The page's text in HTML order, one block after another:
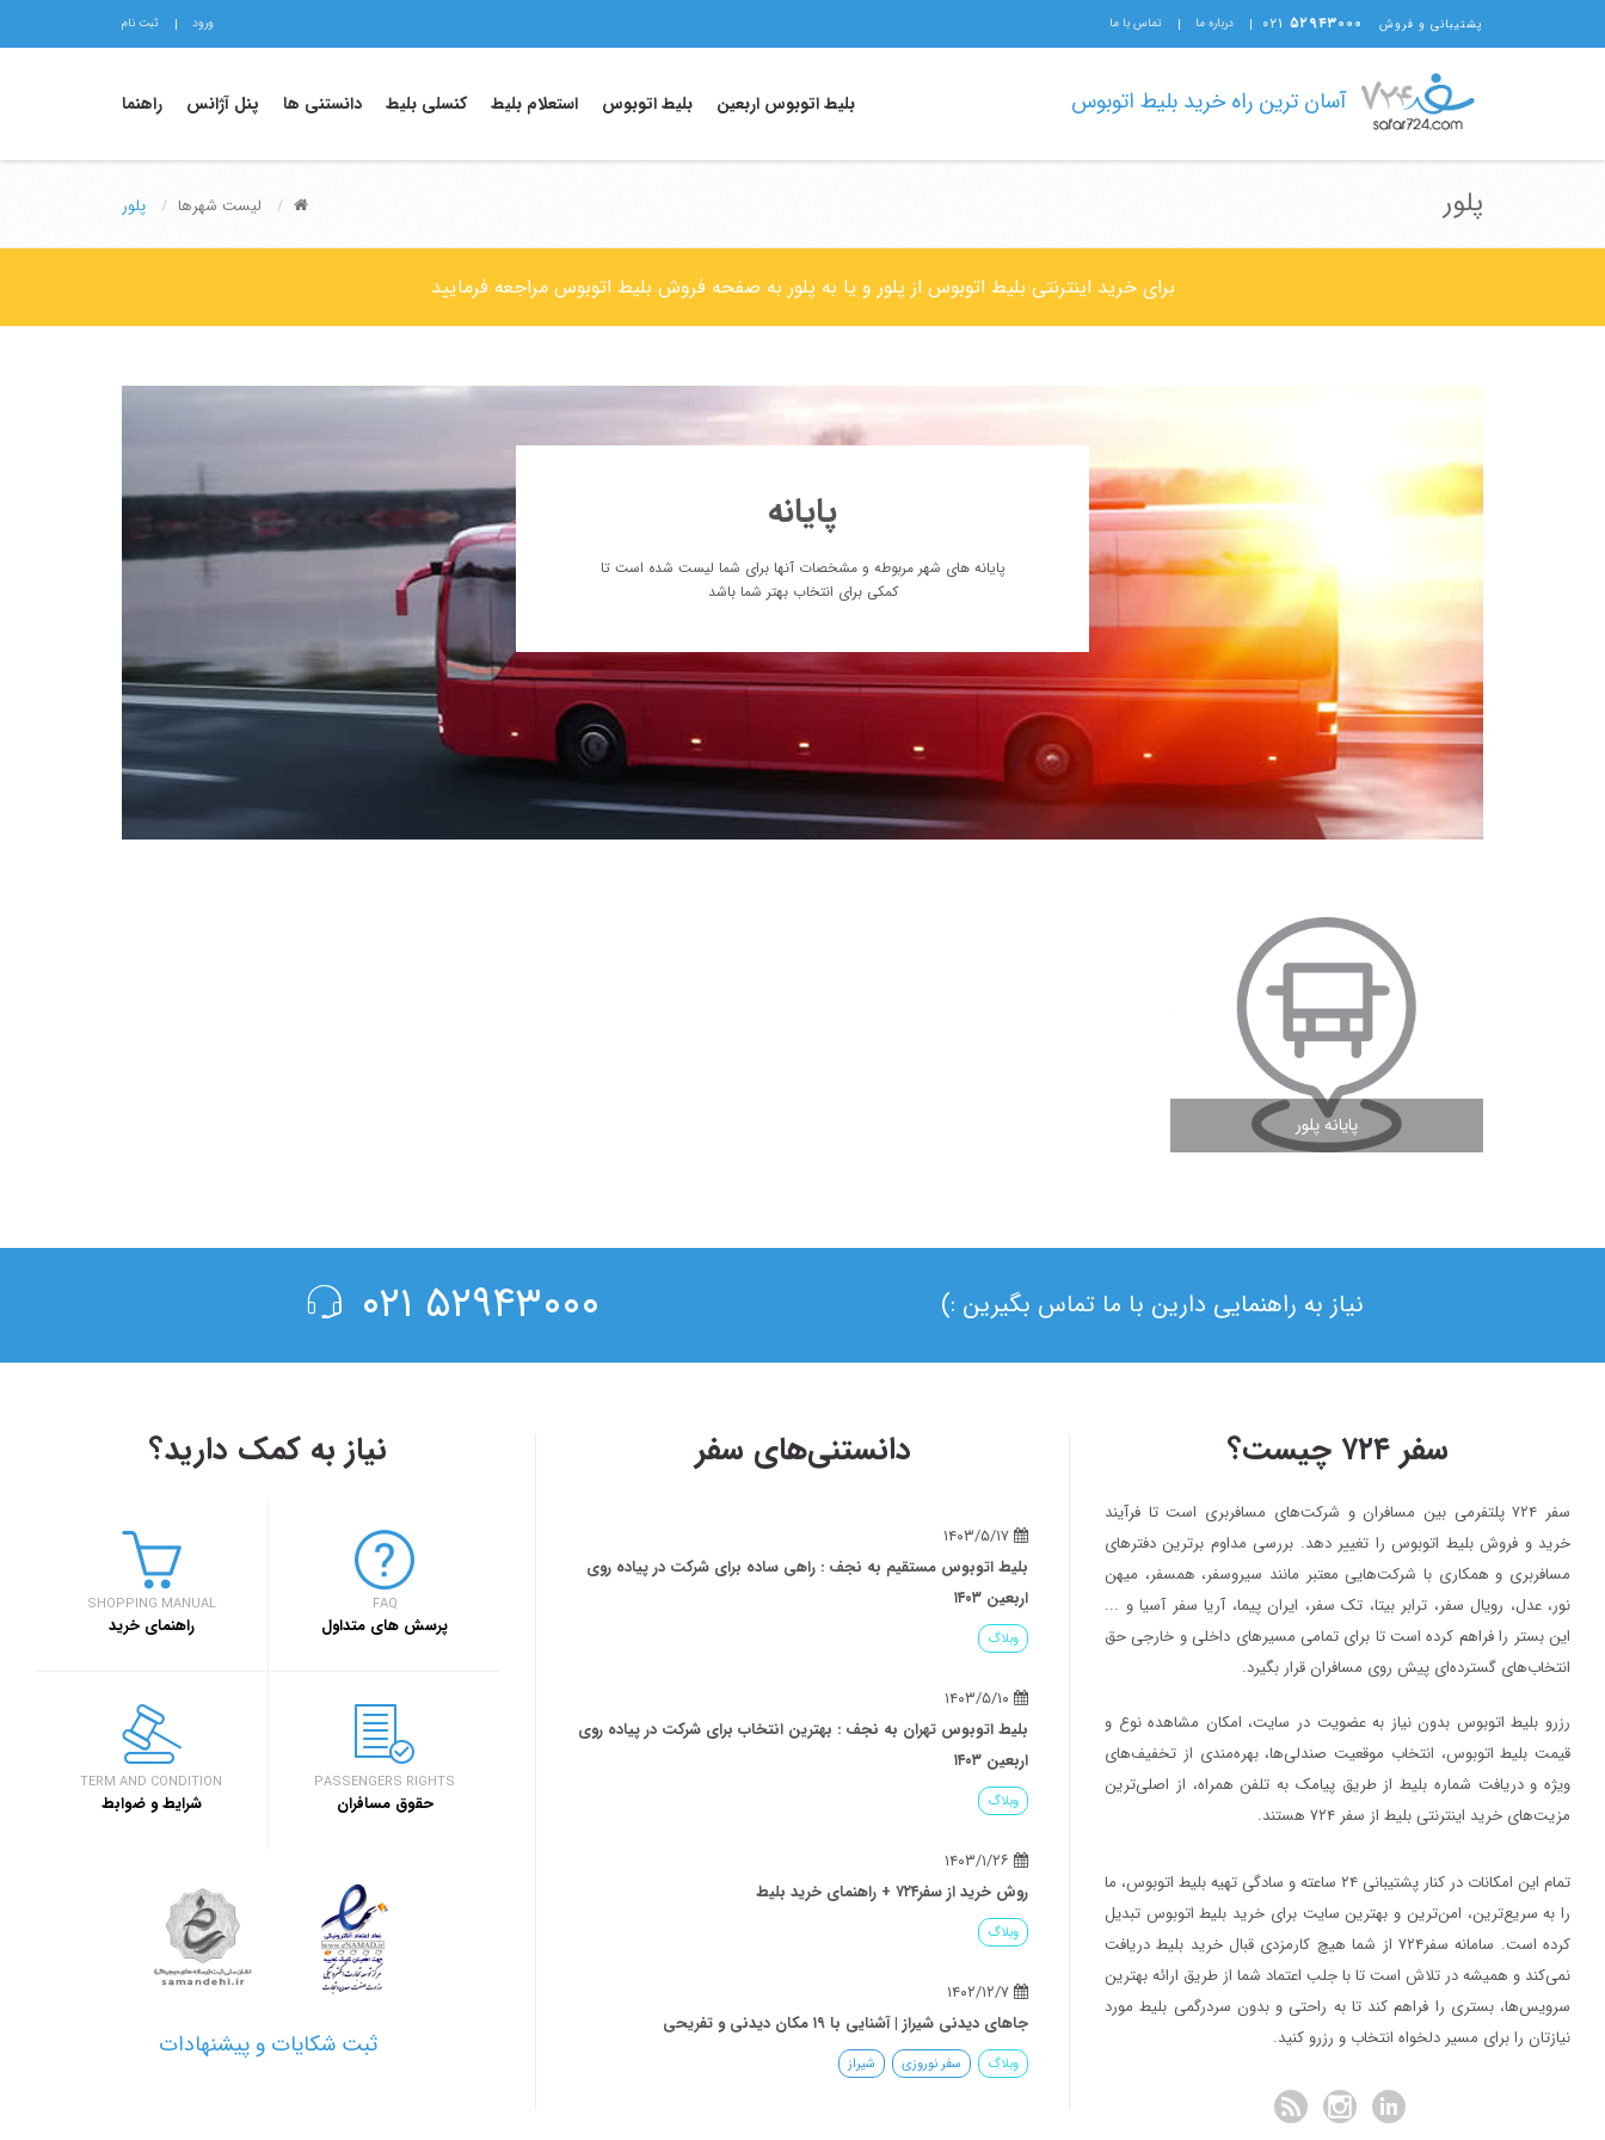
پشتیبانی و فروش ۵۲۹۴۳۰۰۰ ۰۲۱ درباره ما تماس با ما ورود ثبت نام
آسان ترین راه خرید بلیط اتوبوس بلیط اتوبوس اربعین بلیط اتوبوس استعلام بلیط کنسلی بلیط دانستنی ها پنل آژانس راهنما
پلور لیست شهرها پلور
برای خرید اینترنتی بلیط اتوبوس از پلور و یا به پلور به صفحه فروش بلیط اتوبوس مراجعه فرمایید
پایانه
پایانه های شهر مربوطه و مشخصات آنها برای شما لیست شده است تا
کمکی برای انتخاب بهتر شما باشد
پایانه پلور
مشاهده ادامه مطلب
نیاز به راهنمایی دارین با ما تماس بگیرین :) ۵۲۹۴۳۰۰۰ ۰۲۱
سفر ۷۲۴ چیست؟
سفر ۷۲۴ پلتفرمی بین مسافران و شرکت‌های مسافربری است تا فرآیند
خرید و فروش بلیط اتوبوس را تغییر دهد. بررسی مداوم برترین دفترهای
مسافربری و همکاری با شرکت‌هایی معتبر مانند سیروسفر، همسفر، میهن‌
نور، عدل، رویال سفر، ترابر بیتا، تک سفر، ایران پیما، آریا سفر آسیا و ...
این بستر را فراهم کرده است تا برای تمامی مسیرهای داخلی و خارجی حق
انتخاب‌های گسترده‌ای پیش روی مسافران قرار بگیرد.
رزرو بلیط اتوبوس بدون نیاز به عضویت در سایت، امکان مشاهده نوع و
قیمت بلیط اتوبوس، انتخاب موقعیت صندلی‌ها، بهره‌مندی از تخفیف‌های
ویژه و دریافت شماره‌ بلیط از طریق پیامک به تلفن همراه، از اصلی‌ترین
مزیت‌های خرید اینترنتی بلیط از سفر ۷۲۴ هستند.
تمام این امکانات در کنار پشتیبانی‌ ۲۴ ساعته و سادگی تهیه بلیط اتوبوس، ما
را به سریع‌ترین، امن‌ترین و بهترین سایت برای خرید بلیط اتوبوس تبدیل
کرده است. سامانه سفر۷۲۴ از شما هیچ کارمزدی قبال خرید بلیط دریافت
نمی‌کند و همیشه در تلاش است تا با جلب اعتماد شما از طریق ارائه بهترین
سرویس‌ها، بستری را فراهم کند تا به راحتی و بدون سردرگمی بلیط مورد
نیازتان را برای مسیر دلخواه انتخاب و رزرو کنید.
دانستنی‌های سفر
حضور سفر۷۲۴ در دومین رویداد بهار کارآفرینان استارتاپی تبریز
سفر۷۲۴ خبر
۱۳۹۷/۹/۱
اصفهان برگزار خواهد شد.
نحوه دریافت ارز مسافرتی از بانک‌ها
خبر
بلیط اتوبوس مستقیم به نجف : راهی ساده برای شرکت در پیاده روی
اربعین ۱۴۰۳
وبلاگ
بلیط اتوبوس تهران به نجف : بهترین انتخاب برای شرکت در پیاده روی
اربعین ۱۴۰۳
وبلاگ
روش خرید از سفر۷۲۴ + راهنمای خرید بلیط
وبلاگ
جاهای دیدنی شیراز | آشنایی با ۱۹ مکان دیدنی و تفریحی
وبلاگ سفر نوروزی شیراز
سفر۷۲۴
نیاز به کمک دارید؟
SHOPPING MANUAL
راهنمای خرید
FAQ
پرسش های متداول
TERM AND CONDITION
شرایط و ضوابط
PASSENGERS RIGHTS
حقوق مسافران
ثبت شکایات و پیشنهادات